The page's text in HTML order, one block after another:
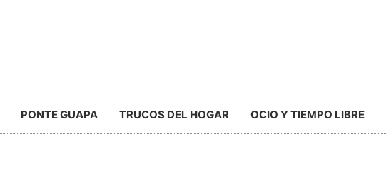
PONTE GUAPA TRUCOS DEL HOGAR OCIO Y TIEMPO LIBRE